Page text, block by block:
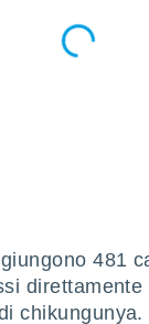
481
chikungunya.